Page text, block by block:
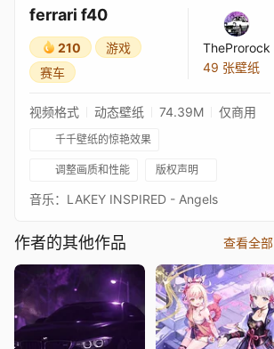
ferrari f40
210
游戏
赛车
TheProrock
49 张壁纸
视频格式 动态壁纸 74.39M 仅商用
千千壁纸的惊艳效果
调整画质和性能 版权声明
音乐：LAKEY INSPIRED - Angels
作者的其他作品 查看全部